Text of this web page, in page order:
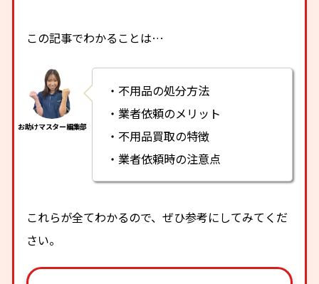
この記事でわかることは…
・不用品の処分方法
・業者依頼のメリット
・不用品買取の特徴
・業者依頼時の注意点
これらが全てわかるので、ぜひ参考にしてみてくだ
さい。